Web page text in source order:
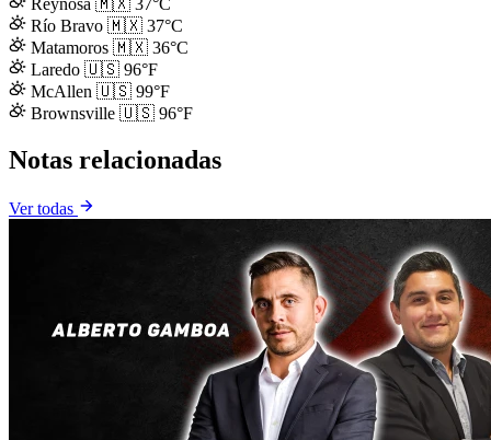
Río Bravo 🇲🇽 37°C
Matamoros 🇲🇽 36°C
Laredo 🇺🇸 96°F
McAllen 🇺🇸 99°F
Brownsville 🇺🇸 96°F
Notas relacionadas
Ver todas